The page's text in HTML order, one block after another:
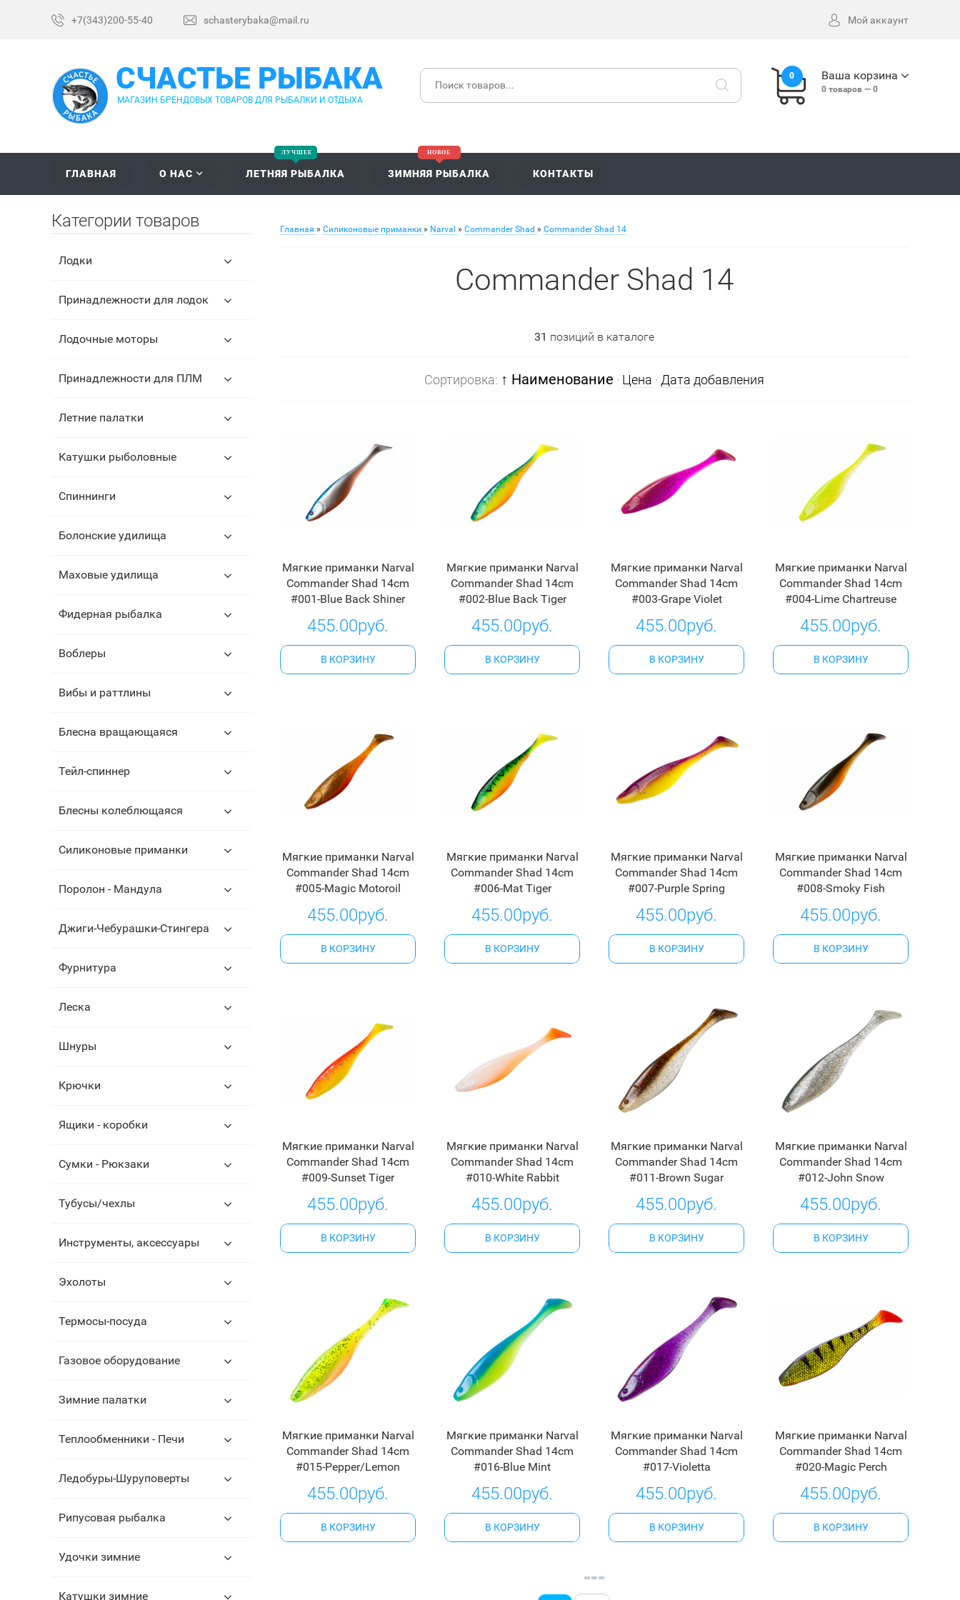
+7(343)200-55-40 schasterybaka@mail.ru Мой аккаунт
СЧАСТЬЕ РЫБАКА
МАГАЗИН БРЕНДОВЫХ ТОВАРОВ ДЛЯ РЫБАЛКИ И ОТДЫХА
0 Ваша корзина
0 товаров — 0
ГЛАВНАЯ О НАС ЛЕТНЯЯ РЫБАЛКА ЗИМНЯЯ РЫБАЛКА КОНТАКТЫ
Главная » Силиконовые приманки » Narval » Commander Shad » Commander Shad 14
Commander Shad 14
31 позиций в каталоге
Сортировка: ↑ Наименование · Цена · Дата добавления
Мягкие приманки Narval
Commander Shad 14cm
#001-Blue Back Shiner
455.00руб.
В КОРЗИНУ
Мягкие приманки Narval
Commander Shad 14cm
#002-Blue Back Tiger
455.00руб.
В КОРЗИНУ
Мягкие приманки Narval
Commander Shad 14cm
#003-Grape Violet
455.00руб.
В КОРЗИНУ
Мягкие приманки Narval
Commander Shad 14cm
#004-Lime Chartreuse
455.00руб.
В КОРЗИНУ
Мягкие приманки Narval
Commander Shad 14cm
#005-Magic Motoroil
455.00руб.
В КОРЗИНУ
Мягкие приманки Narval
Commander Shad 14cm
#006-Mat Tiger
455.00руб.
В КОРЗИНУ
Мягкие приманки Narval
Commander Shad 14cm
#007-Purple Spring
455.00руб.
В КОРЗИНУ
Мягкие приманки Narval
Commander Shad 14cm
#008-Smoky Fish
455.00руб.
В КОРЗИНУ
Мягкие приманки Narval
Commander Shad 14cm
#009-Sunset Tiger
455.00руб.
В КОРЗИНУ
Мягкие приманки Narval
Commander Shad 14cm
#010-White Rabbit
455.00руб.
В КОРЗИНУ
Мягкие приманки Narval
Commander Shad 14cm
#011-Brown Sugar
455.00руб.
В КОРЗИНУ
Мягкие приманки Narval
Commander Shad 14cm
#012-John Snow
455.00руб.
В КОРЗИНУ
Мягкие приманки Narval
Commander Shad 14cm
#015-Pepper/Lemon
455.00руб.
В КОРЗИНУ
Мягкие приманки Narval
Commander Shad 14cm
#016-Blue Mint
455.00руб.
В КОРЗИНУ
Мягкие приманки Narval
Commander Shad 14cm
#017-Violetta
455.00руб.
В КОРЗИНУ
Мягкие приманки Narval
Commander Shad 14cm
#020-Magic Perch
455.00руб.
В КОРЗИНУ
Категории товаров
Лодки
Принадлежности для лодок
Лодочные моторы
Принадлежности для ПЛМ
Летние палатки
Катушки рыболовные
Спиннинги
Болонские удилища
Маховые удилища
Фидерная рыбалка
Воблеры
Вибы и раттлины
Блесна вращающаяся
Тейл-спиннер
Блесны колеблющаяся
Силиконовые приманки
Поролон - Мандула
Джиги-Чебурашки-Стингера
Фурнитура
Леска
Шнуры
Крючки
Ящики - коробки
Сумки - Рюкзаки
Тубусы/чехлы
Инструменты, аксессуары
Эхолоты
Термосы-посуда
Газовое оборудование
Зимние палатки
Теплообменники - Печи
Ледобуры-Шуруповерты
Рипусовая рыбалка
Удочки зимние
Катушки зимние